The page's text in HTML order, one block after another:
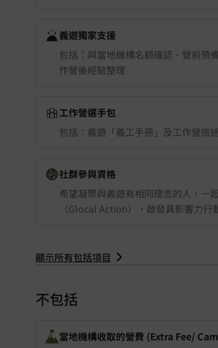
義遊獨家支援
包括：與當地機構名額確認、營前預
作營後經驗整理
工作營選手包
包括：義遊「義工手冊」及工作營旅
社群參與資格
希望凝聚與義遊有相同理念的人，一
（Glocal Action），啟發具影響力行
顯示所有包括項目
不包括
當地機構收取的營費 (Extra Fee/
Kenya 肯亞